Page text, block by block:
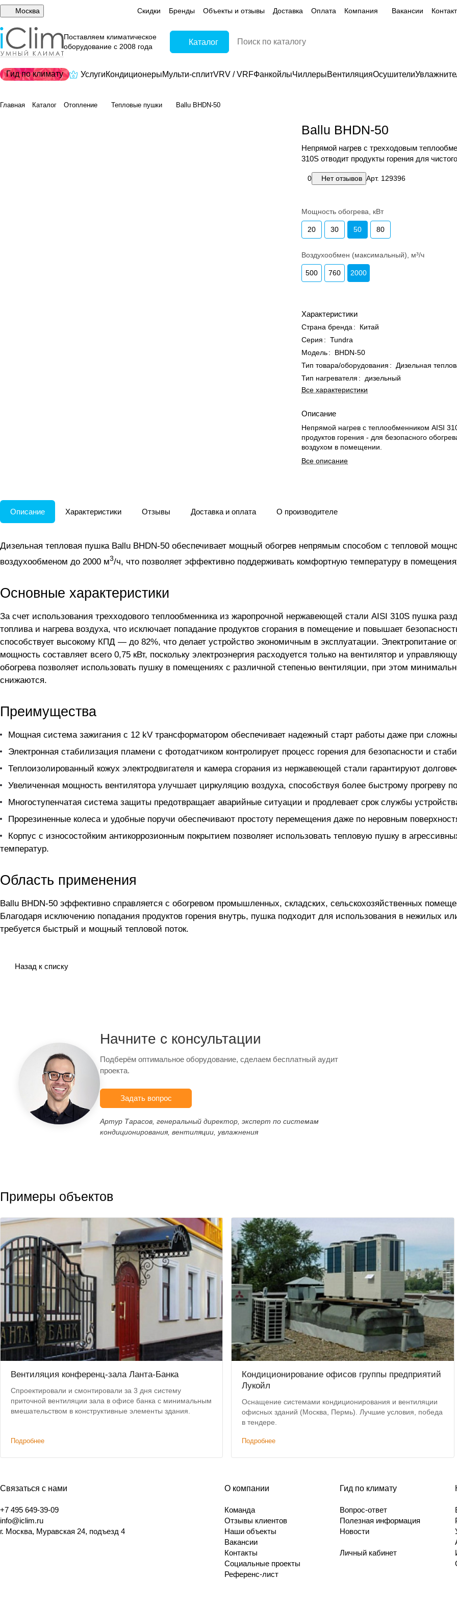
Москва Скидки Бренды Объекты и отзывы Доставка Оплата Компания Вакансии
Поставляем климатическое
оборудование с 2008 года
Каталог
Гид по климату УслугиКондиционерыМульти-сплитVRV / VRFФанкойлыЧиллерыВентиляцияОсушители
Главная Каталог Отопление Тепловые пушки Ballu BHDN-50
Ballu BHDN-50
Непрямой нагрев с трехходовым
310S отводит продукты горения для
0 Нет отзывов Арт. 129396
Мощность обогрева, кВт
20 30 50 80
Воздухообмен (максимальный), м³/ч
500 760 2000
Характеристики
Страна бренда :
Китай
Серия : Tundra
Модель:
BHDN-50
Тип товара/оборудования :
Дизельная
Тип нагревателя :
дизельный
Все характеристики
Описание
Непрямой нагрев с теплообменником AISI
продуктов горения - для безопасного
воздухом в помещении.
Все описание
Описание Характеристики Отзывы Доставка и оплата О производителе
Дизельная тепловая пушка Ballu BHDN-50 обеспечивает мощный обогрев непрямым способом с тепловой
воздухообменом до 2000 м3/ч, что позволяет эффективно поддерживать комфортную температуру в
Основные характеристики
За счет использования трехходового теплообменника из жаропрочной нержавеющей стали AISI 310S пушка
топлива и нагрева воздуха, что исключает попадание продуктов сгорания в помещение и повышает
способствует высокому КПД — до 82%, что делает устройство экономичным в эксплуатации. Электропитание
мощность составляет всего 0,75 кВт, поскольку электроэнергия расходуется только на вентилятор и
обогрева позволяет использовать пушку в помещениях с различной степенью вентиляции, при этом
снижаются.
Преимущества
Мощная система зажигания с 12 kV трансформатором обеспечивает надежный старт работы даже при
Электронная стабилизация пламени с фотодатчиком контролирует процесс горения для безопасности и
Теплоизолированный кожух электродвигателя и камера сгорания из нержавеющей стали гарантируют
Увеличенная мощность вентилятора улучшает циркуляцию воздуха, способствуя более быстрому прогреву
Многоступенчатая система защиты предотвращает аварийные ситуации и продлевает срок службы
Прорезиненные колеса и удобные поручи обеспечивают простоту перемещения даже по неровным
Корпус с износостойким антикоррозионным покрытием позволяет использовать тепловую пушку в
температур.
Область применения
Ballu BHDN-50 эффективно справляется с обогревом промышленных, складских, сельскохозяйственных
Благодаря исключению попадания продуктов горения внутрь, пушка подходит для использования в нежилых
требуется быстрый и мощный тепловой поток.
Назад к списку
Начните с консультации
Подберём оптимальное оборудование, сделаем бесплатный аудит
проекта.
Задать вопрос
Артур Тарасов, генеральный директор, эксперт по системам
кондиционирования, вентиляции, увлажнения
Примеры объектов
Вентиляция конференц-зала Ланта-Банка
Спроектировали и смонтировали за 3 дня систему
приточной вентиляции зала в офисе банка с минимальным
вмешательством в конструктивные элементы здания.
Подробнее
Кондиционирование офисов группы предприятий
Лукойл
Оснащение системами кондиционирования и вентиляции
офисных зданий (Москва, Пермь). Лучшие условия, победа
в тендере.
Подробнее
Связаться с нами
+7 495 649-39-09
info@iclim.ru
г. Москва, Муравская 24, подъезд 4
О компании
Команда
Отзывы клиентов
Наши объекты
Вакансии
Контакты
Социальные проекты
Референс-лист
Гид по климату
Вопрос-ответ
Полезная информация
Новости
Личный кабинет